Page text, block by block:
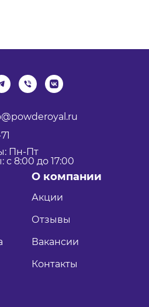
Пн-Пт
8:00 до 17:00
О компании
Акции
Отзывы
Вакансии
Контакты